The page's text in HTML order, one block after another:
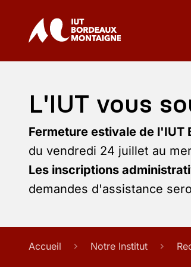
L'IUT vous
Fermeture estivale de l'IUT
du vendredi 24 juillet au
Les inscriptions
demandes d'assistance
Accueil Notre Institut